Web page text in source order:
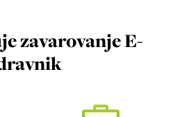
zavarovanje E-